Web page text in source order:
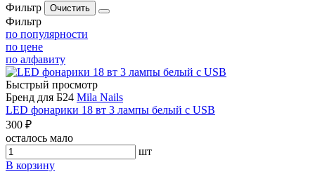
Фильтр
Фильтр
по популярности
по цене
по алфавиту
Быстрый просмотр
Бренд для Б24 Mila Nails
LED фонарики 18 вт 3 лампы белый c USB
300 ₽
осталось мало
шт
В корзину